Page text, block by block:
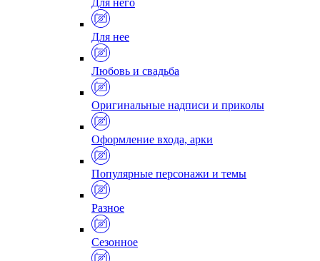
Для него
Для нее
Любовь и свадьба
Оригинальные надписи и приколы
Оформление входа, арки
Популярные персонажи и темы
Разное
Сезонное